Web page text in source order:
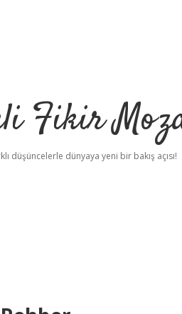
Fikir
düşüncelerle dünyaya yeni bir bakış açısı!